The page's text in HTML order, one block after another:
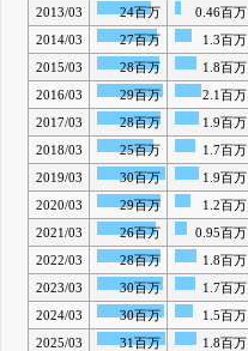
2013/03
24百万 0.46百万
2014/03
27百万 1.3百万
2015/03
28百万 1.8百万
2016/03
29百万 2.1百万
2017/03
28百万 1.9百万
2018/03
25百万 1.7百万
2019/03
30百万 1.9百万
2020/03
29百万 1.2百万
2021/03
26百万 0.95百万
2022/03
28百万 1.8百万
2023/03
30百万 1.7百万
2024/03
30百万 1.5百万
2025/03
31百万 1.8百万